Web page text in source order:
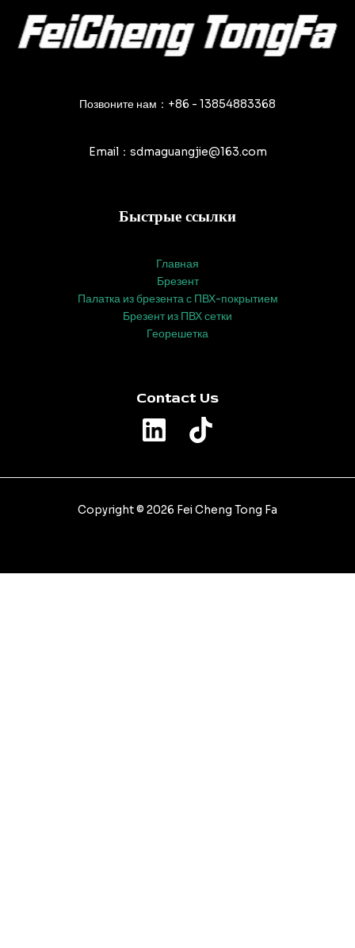
Позвоните нам：+86 - 13854883368
Email：sdmaguangjie@163.com
Быстрые ссылки
Главная
Брезент
Палатка из брезента с ПВХ-покрытием
Брезент из ПВХ сетки
Георешетка
Contact Us
Copyright © 2026 Fei Cheng Tong Fa